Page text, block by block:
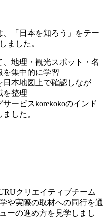
、「日本を知ろう」をテー
ました。
、地理・観光スポット・名
を集中的に学習
日本地図上で確認しなが
を整理
ービスkorekokoのインド
した。
クリエイティブチーム
や実際の取材への同行を通
ーの進め方を見学しまし